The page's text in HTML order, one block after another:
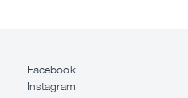
Facebook
Instagram